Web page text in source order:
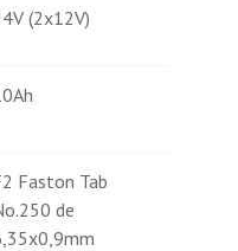
(2x12V)
Faston Tab
de